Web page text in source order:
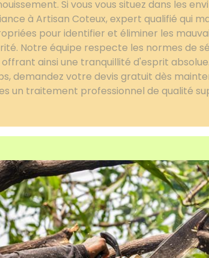
Si vous vous situez dans les
à Artisan Coteux, expert qualifié qui
pour identifier et éliminer les
Notre équipe respecte les normes de
offrant ainsi une tranquillité d'esprit
demandez votre devis gratuit dès
un traitement professionnel de qualité